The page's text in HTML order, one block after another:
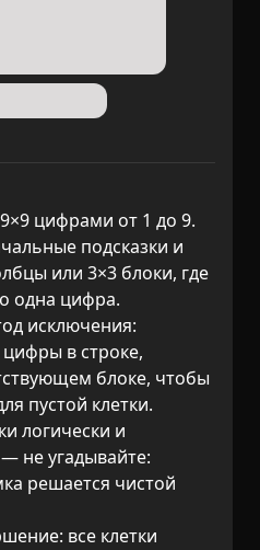
цифрами от 1 до 9.
подсказки и
или 3×3 блоки, где
одна цифра.
исключения:
в строке,
блоке, чтобы
пустой клетки.
логически и
не угадывайте:
решается чистой
все клетки